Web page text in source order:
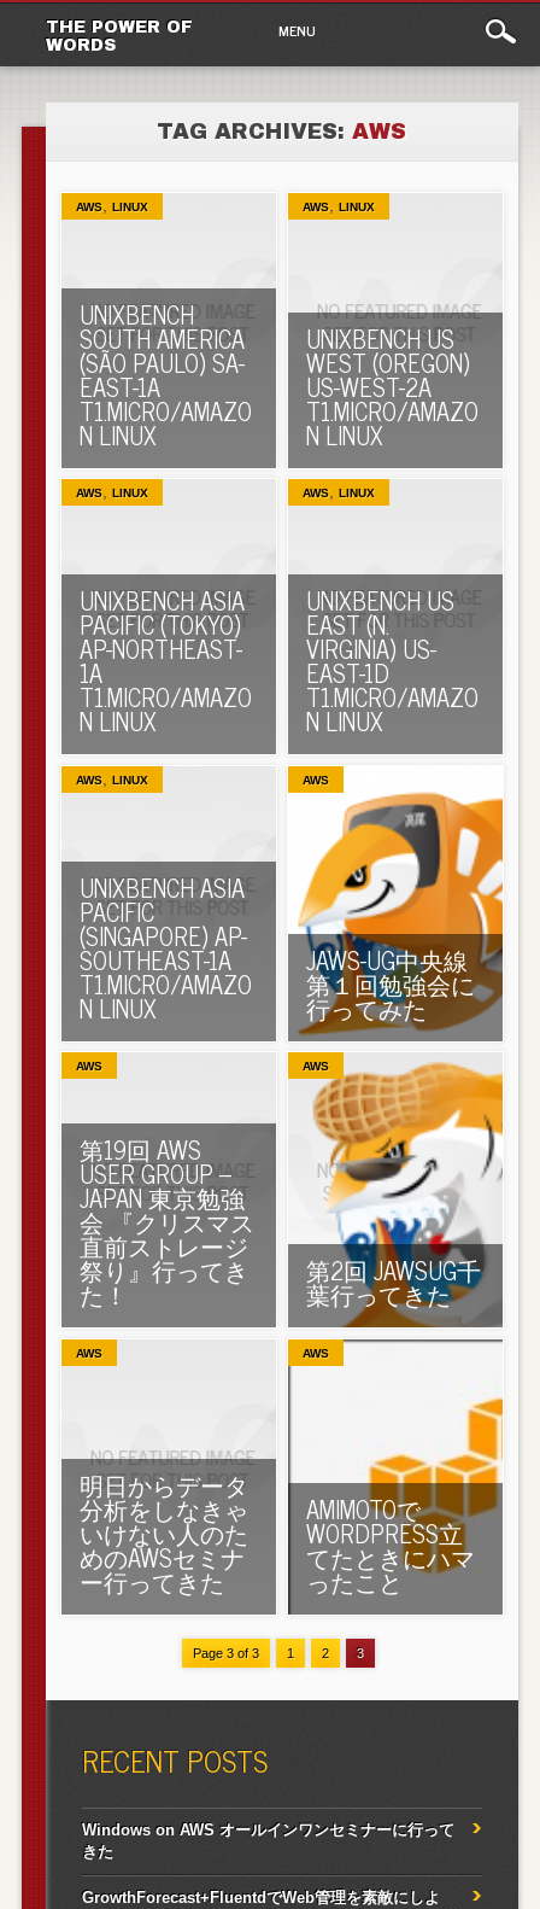
THE POWER OF
WORDS
Main
menu
MENU
TAG ARCHIVES:AWS
AWS, LINUX
UNIXBENCH
SOUTH AMERICA
(SÃO PAULO) SA-
EAST-1A
T1.MICRO/AMAZO
N LINUX
AWS, LINUX
UNIXBENCH US
WEST (OREGON)
US-WEST-2A
T1.MICRO/AMAZO
N LINUX
AWS, LINUX
UNIXBENCH ASIA
PACIFIC (TOKYO)
AP-NORTHEAST-
1A
T1.MICRO/AMAZO
N LINUX
AWS, LINUX
UNIXBENCH US
EAST (N.
VIRGINIA) US-
EAST-1D
T1.MICRO/AMAZO
N LINUX
AWS, LINUX
UNIXBENCH ASIA
PACIFIC
(SINGAPORE) AP-
SOUTHEAST-1A
T1.MICRO/AMAZO
N LINUX
AWS
JAWS-UG中央線
第１回勉強会に
行ってみた
AWS
第19回 AWS
USER GROUP –
JAPAN 東京勉強
会 『クリスマス
直前ストレージ
祭り』行ってき
た！
AWS
第2回 JAWSUG千
葉行ってきた
AWS
明日からデータ
分析をしなきゃ
いけない人のた
めのAWSセミナ
ー行ってきた
AWS
AMIMOTOで
WORDPRESS立
てたときにハマ
ったこと
Page 3 of 3 1 2 3
RECENT POSTS
Windows on AWS オールインワンセミナーに行って
きた
GrowthForecast+FluentdでWeb管理を素敵にしよ